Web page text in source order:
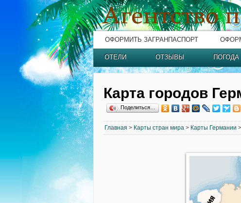
ОФОРМИТЬ ЗАГРАНПАСПОРТ
ОТЕЛИ ОТЗЫВЫ ПОГОДА
Карта городов
Поделиться…
Главная > Карты стран мира > Карты Германии